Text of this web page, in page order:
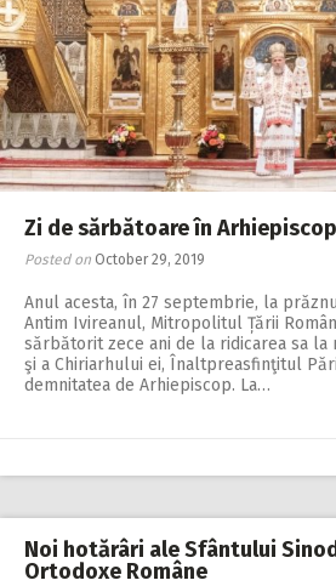
Zi de sărbătoare în
Posted on October 29, 2019
Anul acesta, în 27 septembrie, la
Antim Ivireanul, Mitropolitul Țării
sărbătorit zece ani de la ridicarea sa la
şi a Chiriarhului ei, Înaltpreasfinţitul
demnitatea de Arhiepiscop. La…
Noi hotărâri ale Sfântului
Ortodoxe Române